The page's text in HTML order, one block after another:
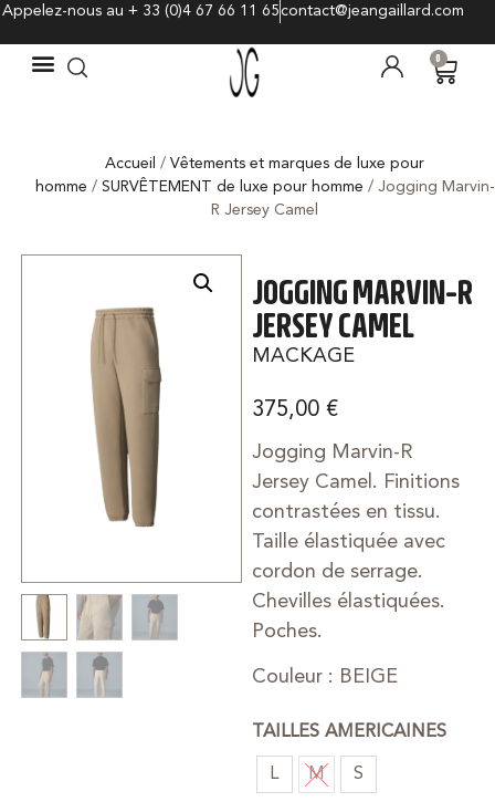
Appelez-nous au + 33 (0)4 67 66 11 65contact@jeangaillard.com
0
Accueil /Vêtements et marques de luxe pour
homme / SURVÊTEMENT de luxe pour homme / Jogging Marvin-
R Jersey Camel
JOGGING MARVIN-R
JERSEY CAMEL
MACKAGE
375,00€
Jogging Marvin-R
Jersey Camel. Finitions
contrastées en tissu.
Taille élastiquée avec
cordon de serrage.
Chevilles élastiquées.
Poches.
Couleur : BEIGE
TAILLES AMERICAINES
L M S